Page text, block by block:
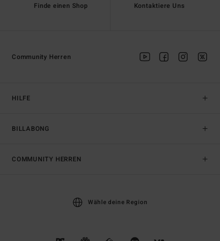
Finde einen Shop Kontaktiere Uns
HILFE
BILLABONG
Community Herren
COMMUNITY HERREN
Wähle deine Region